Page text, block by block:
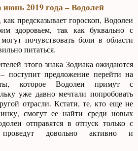
июнь 2019 года – Водолей
предсказывает гороскоп, Водолеи
здоровьем, так как буквально с
почувствовать боли в области
питаться.
этого знака Зодиака ожидаются
поступит предложение перейти на
которое Водолеи примут с
уже давно мечтали попробовать
отрасли. Кстати, те, кто еще не
смогут ее найти среди новых
отправятся в отпуск только с
довольно активно и